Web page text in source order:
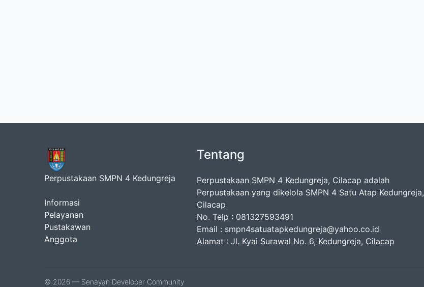
Perpustakaan SMPN 4 Kedungreja
Informasi
Pelayanan
Pustakawan
Anggota
Tentang
Perpustakaan SMPN 4 Kedungreja, Cilacap adalah
Perpustakaan yang dikelola SMPN 4 Satu Atap Kedungreja,
Cilacap
No. Telp : 081327593491
Email : smpn4satuatapkedungreja@yahoo.co.id
Alamat : Jl. Kyai Surawal No. 6, Kedungreja, Cilacap
© 2026 — Senayan Developer Community